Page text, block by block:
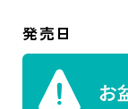
発売日